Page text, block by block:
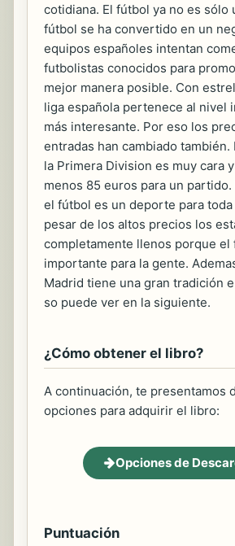
cotidiana. El fútbol ya no es sólo
fútbol se ha convertido en un
equipos españoles intentan
futbolistas conocidos para
mejor manera posible. Con
liga española pertenece al nivel
más interesante. Por eso los
entradas han cambiado también.
la Primera Division es muy cara
menos 85 euros para un
el fútbol es un deporte para toda
pesar de los altos precios los
completamente llenos porque el
importante para la gente.
Madrid tiene una gran tradición
so puede ver en la siguiente.
¿Cómo obtener el libro?
A continuación, te presentamos
opciones para adquirir el libro:
Opciones de
Puntuación